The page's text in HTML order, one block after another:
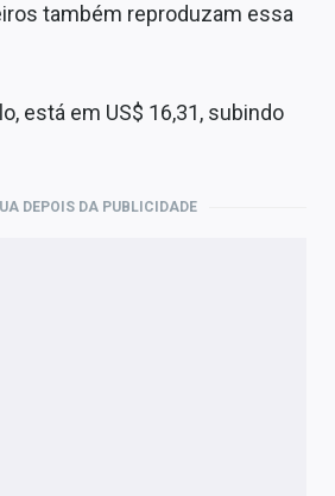
também reproduzam essa
está em US$ 16,31, subindo
DEPOIS DA PUBLICIDADE